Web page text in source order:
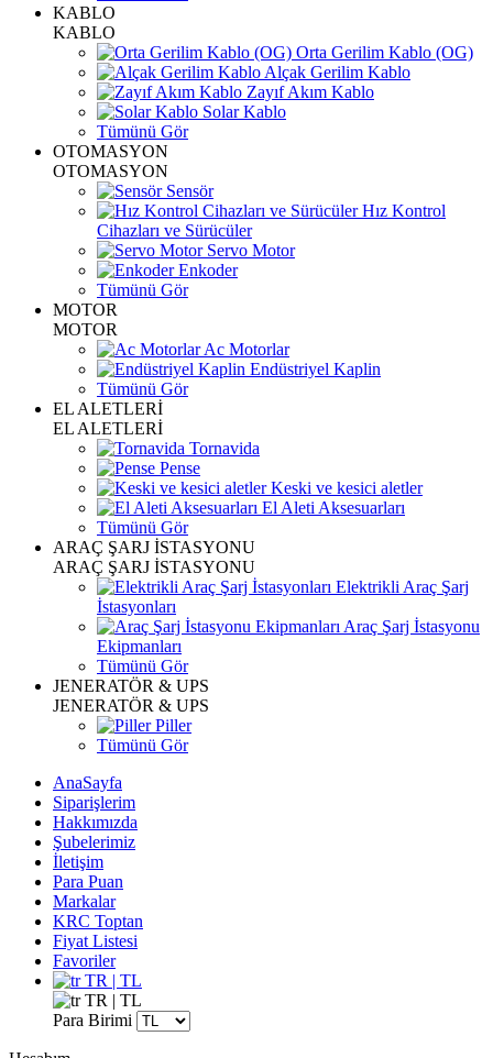
KABLO
KABLO
Orta Gerilim Kablo (OG)
Alçak Gerilim Kablo
Zayıf Akım Kablo
Solar Kablo
Tümünü Gör
OTOMASYON
OTOMASYON
Sensör
Hız Kontrol
Cihazları ve Sürücüler
Servo Motor
Enkoder
Tümünü Gör
MOTOR
MOTOR
Ac Motorlar
Endüstriyel Kaplin
Tümünü Gör
EL ALETLERİ
EL ALETLERİ
Tornavida
Pense
Keski ve kesici aletler
El Aleti Aksesuarları
Tümünü Gör
ARAÇ ŞARJ İSTASYONU
ARAÇ ŞARJ İSTASYONU
Elektrikli Araç Şarj
İstasyonları
Araç Şarj İstasyonu
Ekipmanları
Tümünü Gör
JENERATÖR & UPS
JENERATÖR & UPS
Piller
Tümünü Gör
AnaSayfa
Siparişlerim
Hakkımızda
Şubelerimiz
İletişim
Para Puan
Markalar
KRC Toptan
Fiyat Listesi
Favoriler
TR | TL
TR | TL
Para Birimi